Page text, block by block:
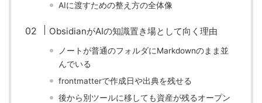
AIに渡すための整え方の全体像
ObsidianがAIの知識置き場として向く理由
ノートが普通のフォルダにMarkdownのまま並
んでいる
frontmatterで作成日や出典を残せる
後から別ツールに移しても資産が残るオープン